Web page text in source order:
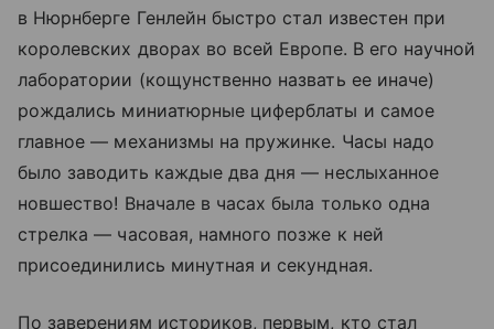
в Нюрнберге Генлейн быстро стал известен при
королевских дворах во всей Европе. В его научной
лаборатории (кощунственно назвать ее иначе)
рождались миниатюрные циферблаты и самое
главное — механизмы на пружинке. Часы надо
было заводить каждые два дня — неслыханное
новшество! Вначале в часах была только одна
стрелка — часовая, намного позже к ней
присоединились минутная и секундная.
По заверениям историков, первым, кто стал